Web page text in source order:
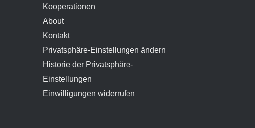
Kooperationen
About
Kontakt
Privatsphäre-Einstellungen ändern
Historie der Privatsphäre-
Einstellungen
Einwilligungen widerrufen